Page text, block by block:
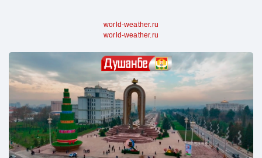
world-weather.ru
world-weather.ru